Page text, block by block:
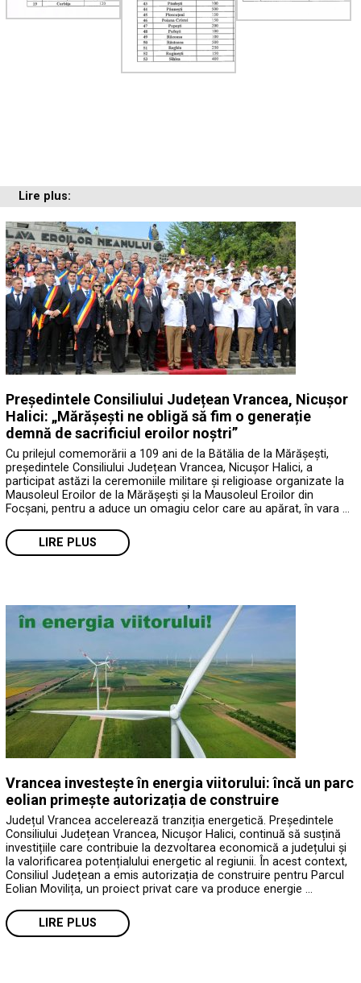
Lire plus:
Președintele Consiliului Județean Vrancea, Nicușor
Halici: „Mărășești ne obligă să fim o generație
demnă de sacrificiul eroilor noștri”
Cu prilejul comemorării a 109 ani de la Bătălia de la Mărășești,
președintele Consiliului Județean Vrancea, Nicușor Halici, a
participat astăzi la ceremoniile militare și religioase organizate la
Mausoleul Eroilor de la Mărășești și la Mausoleul Eroilor din
Focșani, pentru a aduce un omagiu celor care au apărat, în vara …
LIRE PLUS
Vrancea investește în energia viitorului: încă un parc
eolian primește autorizația de construire
Județul Vrancea accelerează tranziția energetică. Președintele
Consiliului Județean Vrancea, Nicușor Halici, continuă să susțină
investițiile care contribuie la dezvoltarea economică a județului și
la valorificarea potențialului energetic al regiunii. În acest context,
Consiliul Județean a emis autorizația de construire pentru Parcul
Eolian Movilița, un proiect privat care va produce energie …
LIRE PLUS